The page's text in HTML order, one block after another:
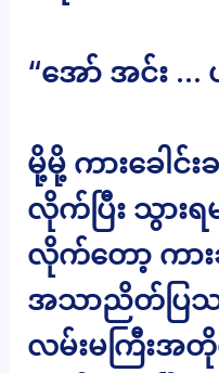
“အော် အင်း
မို့မို့ ကားခေါင်
လိုက်ပြီး သွားရ
လိုက်တော့ ကား
အသာညိတ်ပြသ
လမ်းမကြီးအတို